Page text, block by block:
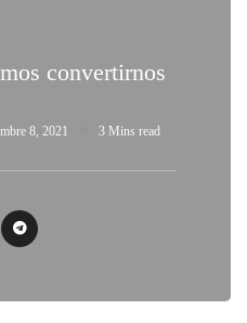
convertirnos
8, 2021 3 Mins read